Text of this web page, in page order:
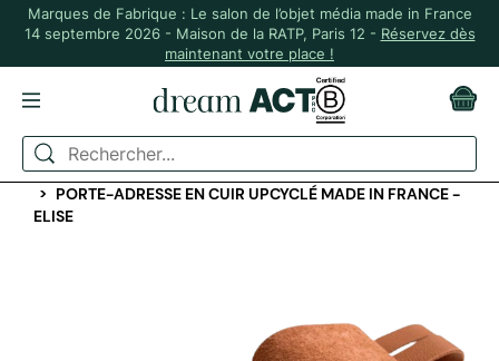
Marques de Fabrique : Le salon de l’objet média made in France
14 septembre 2026 - Maison de la RATP, Paris 12 - Réservez dès
maintenant votre place !
ACCUEIL
SPORT ET VOYAGE
ETIQUETTE DE BAGAGE ET ÉTUI PASSEPORT
PORTE-ADRESSE EN CUIR UPCYCLÉ MADE IN FRANCE -
ELISE